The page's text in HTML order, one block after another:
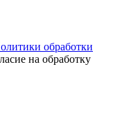
обработки
на обработку